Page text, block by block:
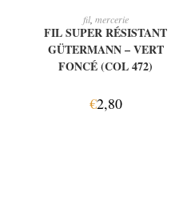
AJOUTER AU PANIER
fil, mercerie
FIL SUPER RÉSISTANT
GÜTERMANN – VERT
FONCÉ (COL 472)
€2,80